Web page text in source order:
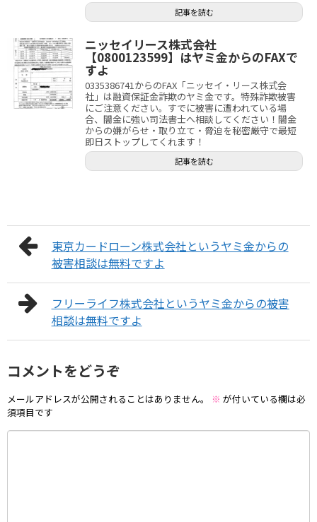
記事を読む
ニッセイリース株式会社
【0800123599】はヤミ金からのFAXで
すよ
0335386741からのFAX「ニッセイ・リース株式会
社」は融資保証金詐欺のヤミ金です。特殊詐欺被害
にご注意ください。すでに被害に遭われている場
合、闇金に強い司法書士へ相談してください！闇金
からの嫌がらせ・取り立て・脅迫を秘密厳守で最短
即日ストップしてくれます！
記事を読む
東京カードローン株式会社というヤミ金からの
被害相談は無料ですよ
フリーライフ株式会社というヤミ金からの被害
相談は無料ですよ
コメントをどうぞ
メールアドレスが公開されることはありません。 ※ が付いている欄は必
須項目です